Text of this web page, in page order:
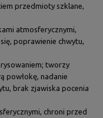
przedmioty szklane,
atmosferycznymi,
poprawienie chwytu,
tworzy
powłokę, nadanie
brak zjawiska pocenia
chroni przed